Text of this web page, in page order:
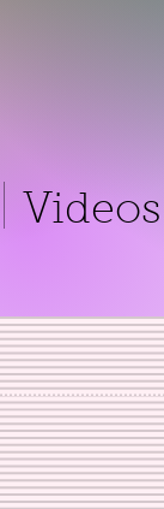
Videos